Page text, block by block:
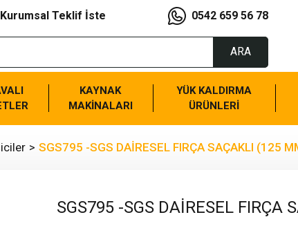
Kurumsal Teklif İste 0542 659 56 78
ARA
KAYNAK
MAKİNALARI
YÜK KALDIRMA
ÜRÜNLERİ
SGS795 -SGS DAİRESEL FIRÇA SAÇAKLI (125
SGS795 -SGS DAİRESEL FIRÇA